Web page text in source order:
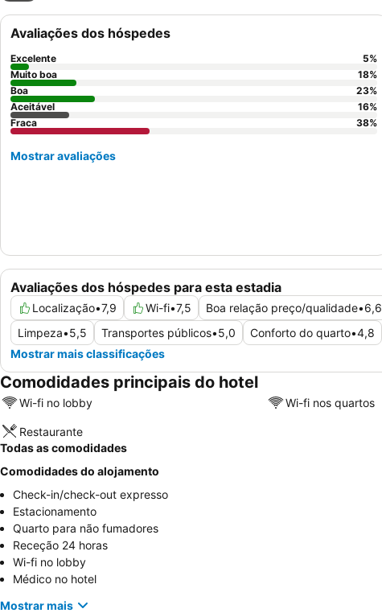
Avaliações dos hóspedes para esta estadia
Localização•7,9 Wi-fi•7,5 Boa relação preço/qualidade•6,6
Limpeza•5,5 Transportes públicos•5,0 Conforto do quarto•4,8
Mostrar mais classificações
Avaliações dos hóspedes
Excelente 5%
Muito boa
18%
Boa
23%
Aceitável
16%
Fraca
38%
Mostrar avaliações
Comodidades principais do hotel
Wi-fi no lobby Wi-fi nos quartos
Restaurante
Todas as comodidades
Comodidades do alojamento
Check-in/check-out expresso
Estacionamento
Quarto para não fumadores
Receção 24 horas
Wi-fi no lobby
Médico no hotel
Mostrar mais